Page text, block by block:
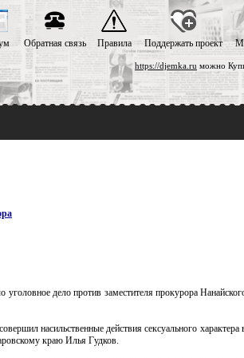
https://djemka.ru можно
Обратная связь Правила Поддержать проект
дело против заместителя прокурора
насильственные действия сексуального
краю Илья Гудков.